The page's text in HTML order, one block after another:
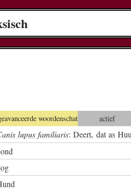
woordenschat actief
lupus familiaris:Deert, dat as